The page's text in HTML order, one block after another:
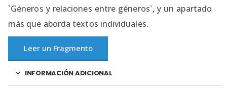
`Géneros y relaciones entre géneros`, y un apartado
más que aborda textos individuales.
Leer un Fragmento
INFORMACIÓN ADICIONAL